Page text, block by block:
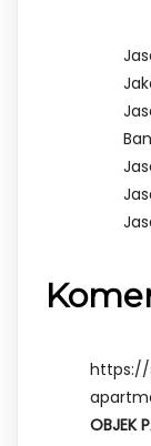
https://
OBJEK